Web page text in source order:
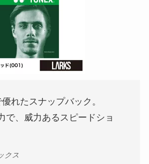
れたスナップバック。
で、威力あるスピードショ
クス